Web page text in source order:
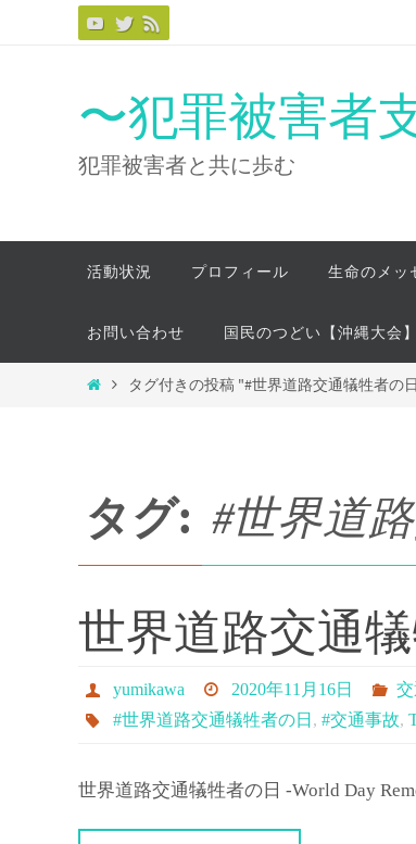
キ
〜犯罪被害者
犯罪被害者と共に歩む
ツ
活動状況 プロフィール 生命のメッ
お問い合わせ 国民のつどい【沖縄大会
ホ
タグ付きの投稿 "#世界道路交通犠牲者の
タグ: #世界道
世界道路交通
yumikawa 2020年11月16日
#世界道路交通犠牲者の日 , #交通事故,
世界道路交通犠牲者の日 -World Day